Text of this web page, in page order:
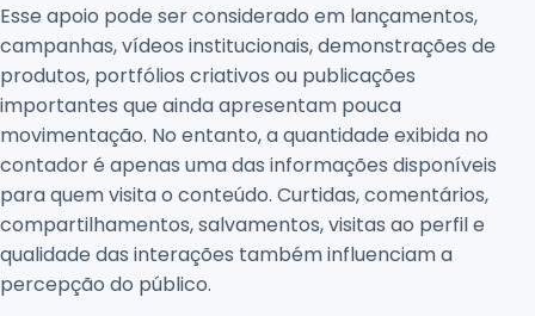
Esse apoio pode ser considerado em lançamentos,
campanhas, vídeos institucionais, demonstrações de
produtos, portfólios criativos ou publicações
importantes que ainda apresentam pouca
movimentação. No entanto, a quantidade exibida no
contador é apenas uma das informações disponíveis
para quem visita o conteúdo. Curtidas, comentários,
compartilhamentos, salvamentos, visitas ao perfil e
qualidade das interações também influenciam a
percepção do público.